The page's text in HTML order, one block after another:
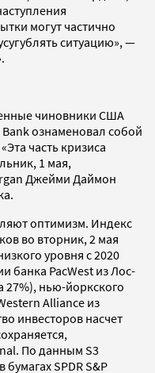
могут частично
ситуацию», —
чиновники США
ознаменовал собой
часть кризиса
1 мая,
Джейми Даймон
оптимизм. Индекс
во вторник, 2 мая
уровня с 2020
банка PacWest из Лос-
27%), нью-йоркского
Alliance из
инвесторов насчет
По данным S3
SPDR S&P